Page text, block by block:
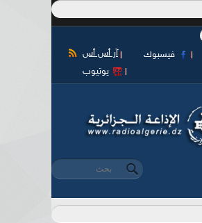
آر أس أس فيسبوك
يوتيوب
استمارة البحث
‏بحث ‏